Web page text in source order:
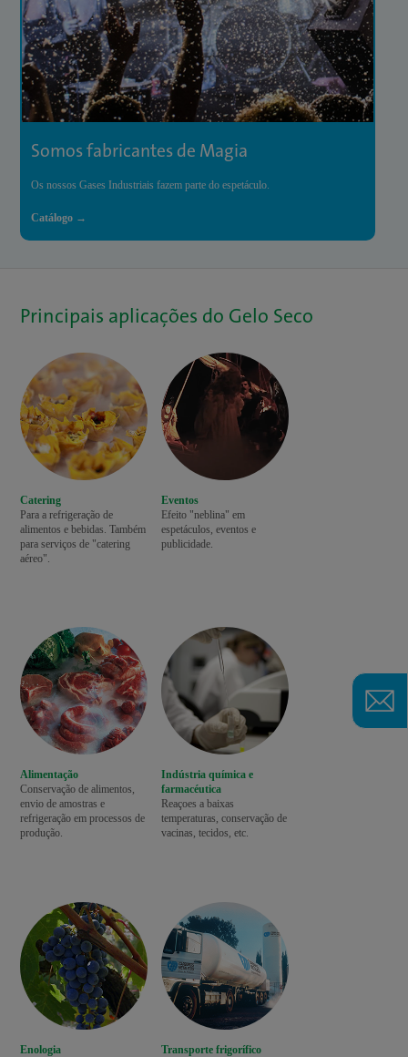
Somos fabricantes de Magia
Os nossos Gases Industriais fazem parte do espetáculo.
Catálogo →
Principais aplicações do Gelo Seco
Catering
Para a refrigeração de
alimentos e bebidas. Também
para serviços de "catering
aéreo".
Eventos
Efeito "neblina" em
espetáculos, eventos e
publicidade.
Alimentação
Conservação de alimentos,
envio de amostras e
refrigeração em processos de
produção.
Indústria química e
farmacéutica
Reaçoes a baixas
temperaturas, conservação de
vacinas, tecidos, etc.
Enologia Transporte frigorífico